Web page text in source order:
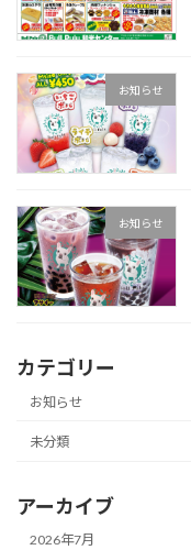
お知らせ
お知らせ
カテゴリー
お知らせ
未分類
アーカイブ
2026年7月